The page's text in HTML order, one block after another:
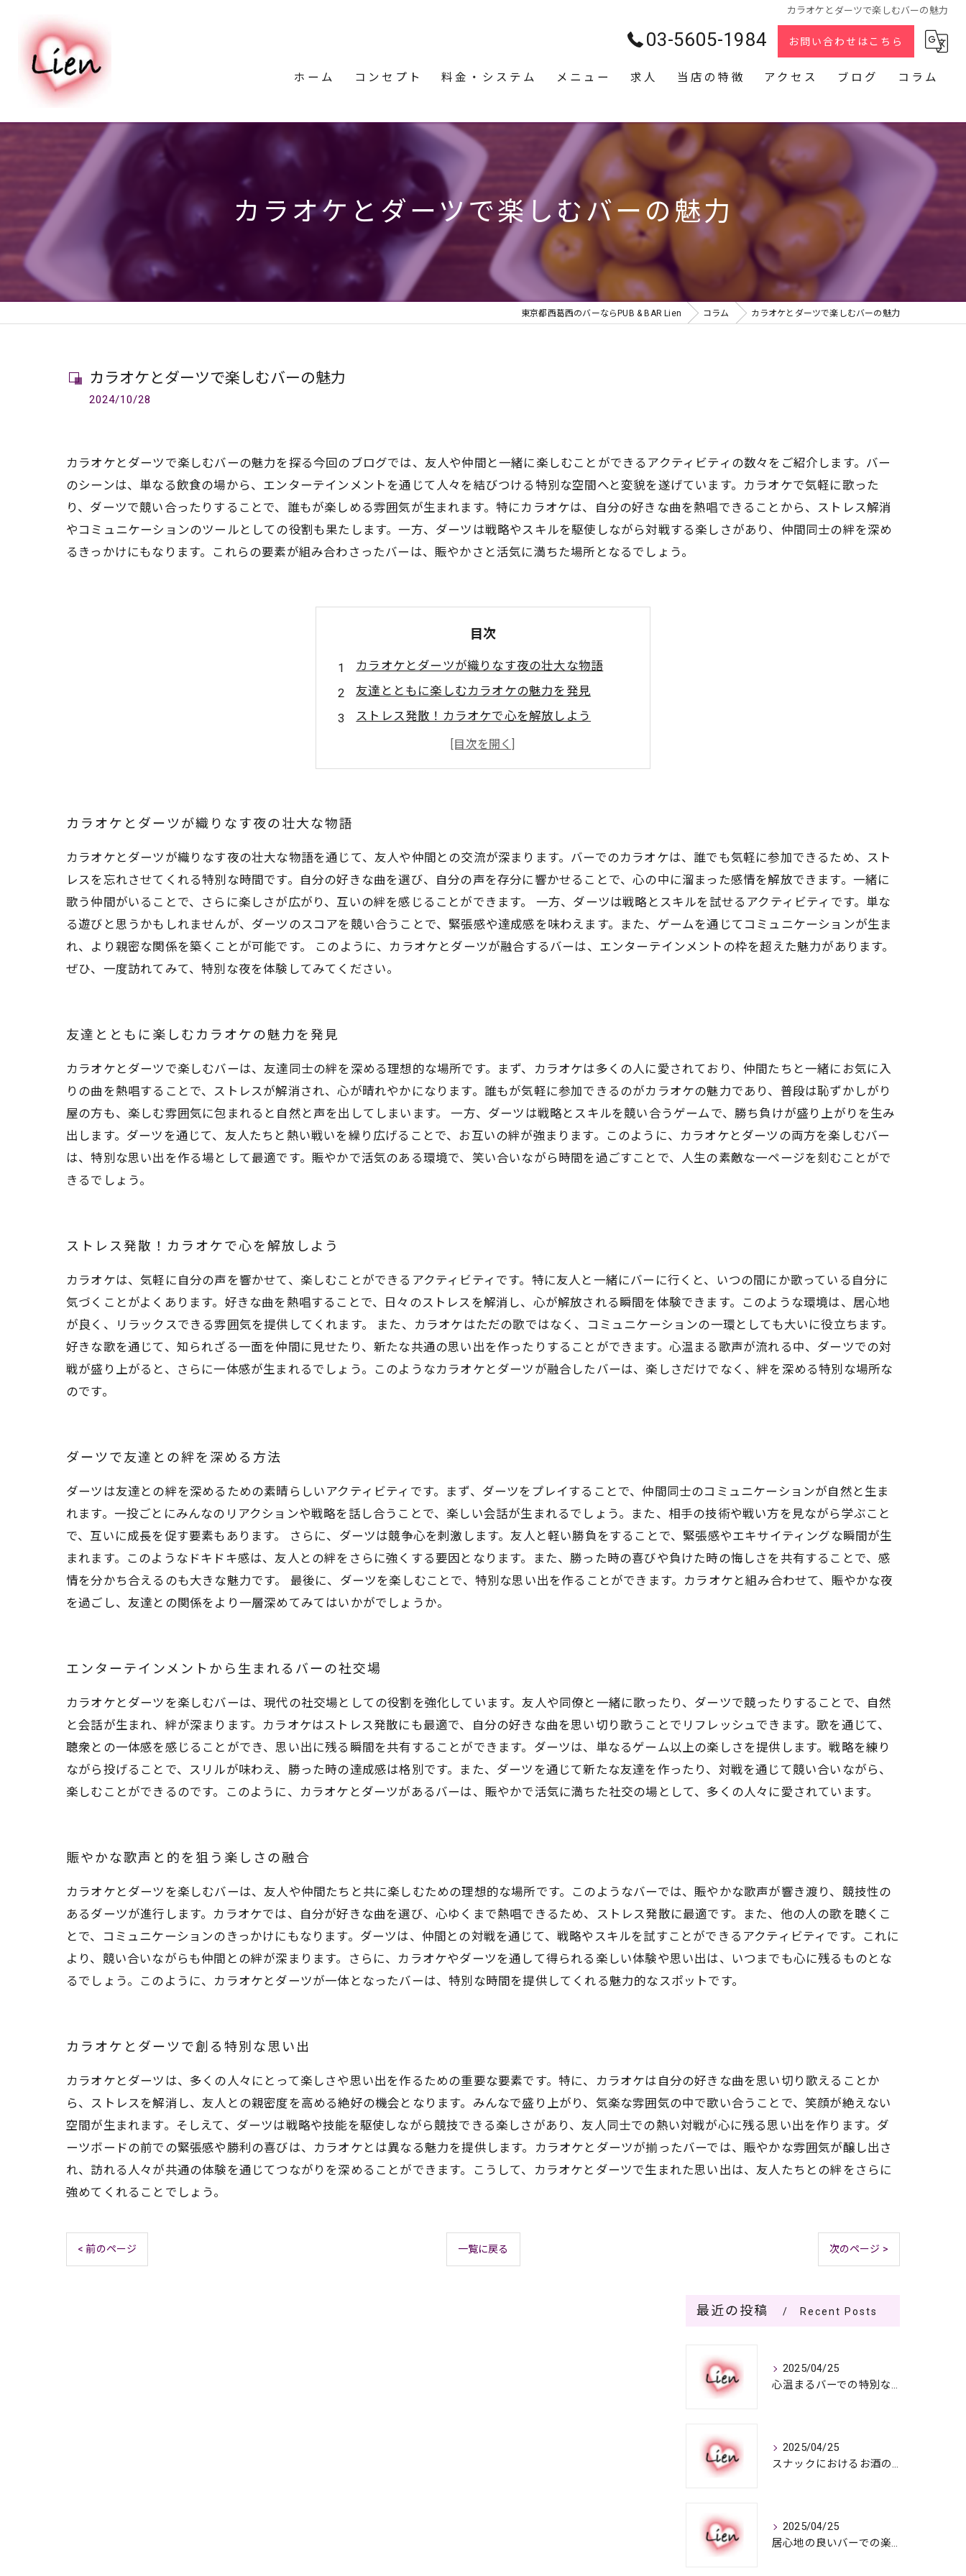
カラオケとダーツで楽しむバーの魅力
03-5605-1984 お問い合わせはこちら
ホーム コンセプト 料金・システム メニュー 求人 当店の特徴
スナック
2次会
貸切
カラオケ
アクセス ブログ コラム
カラオケとダーツで楽しむバーの魅力
東京都西葛西のバーならPUB & BAR Lien コラム カラオケとダーツで楽しむバーの魅力
カラオケとダーツで楽しむバーの魅力
2024/10/28
カラオケとダーツで楽しむバーの魅力を探る今回のブログでは、友人や仲間と一緒に楽しむことができるアクティビティの数々をご紹介します。バー
のシーンは、単なる飲食の場から、エンターテインメントを通じて人々を結びつける特別な空間へと変貌を遂げています。カラオケで気軽に歌った
り、ダーツで競い合ったりすることで、誰もが楽しめる雰囲気が生まれます。特にカラオケは、自分の好きな曲を熱唱できることから、ストレス解消
やコミュニケーションのツールとしての役割も果たします。一方、ダーツは戦略やスキルを駆使しながら対戦する楽しさがあり、仲間同士の絆を深め
るきっかけにもなります。これらの要素が組み合わさったバーは、賑やかさと活気に満ちた場所となるでしょう。
目次
カラオケとダーツが織りなす夜の壮大な物語
友達とともに楽しむカラオケの魅力を発見
ストレス発散！カラオケで心を解放しよう
ダーツで友達との絆を深める方法
エンターテインメントから生まれるバーの社交場
カラオケとダーツが織りなす夜の壮大な物語
カラオケとダーツが織りなす夜の壮大な物語を通じて、友人や仲間との交流が深まります。バーでのカラオケは、誰でも気軽に参加できるため、スト
レスを忘れさせてくれる特別な時間です。自分の好きな曲を選び、自分の声を存分に響かせることで、心の中に溜まった感情を解放できます。一緒に
歌う仲間がいることで、さらに楽しさが広がり、互いの絆を感じることができます。 一方、ダーツは戦略とスキルを試せるアクティビティです。単な
る遊びと思うかもしれませんが、ダーツのスコアを競い合うことで、緊張感や達成感を味わえます。また、ゲームを通じてコミュニケーションが生ま
れ、より親密な関係を築くことが可能です。 このように、カラオケとダーツが融合するバーは、エンターテインメントの枠を超えた魅力があります。
ぜひ、一度訪れてみて、特別な夜を体験してみてください。
友達とともに楽しむカラオケの魅力を発見
カラオケとダーツで楽しむバーは、友達同士の絆を深める理想的な場所です。まず、カラオケは多くの人に愛されており、仲間たちと一緒にお気に入
りの曲を熱唱することで、ストレスが解消され、心が晴れやかになります。誰もが気軽に参加できるのがカラオケの魅力であり、普段は恥ずかしがり
屋の方も、楽しむ雰囲気に包まれると自然と声を出してしまいます。 一方、ダーツは戦略とスキルを競い合うゲームで、勝ち負けが盛り上がりを生み
出します。ダーツを通じて、友人たちと熱い戦いを繰り広げることで、お互いの絆が強まります。このように、カラオケとダーツの両方を楽しむバー
は、特別な思い出を作る場として最適です。賑やかで活気のある環境で、笑い合いながら時間を過ごすことで、人生の素敵な一ページを刻むことがで
きるでしょう。
ストレス発散！カラオケで心を解放しよう
カラオケは、気軽に自分の声を響かせて、楽しむことができるアクティビティです。特に友人と一緒にバーに行くと、いつの間にか歌っている自分に
気づくことがよくあります。好きな曲を熱唱することで、日々のストレスを解消し、心が解放される瞬間を体験できます。このような環境は、居心地
が良く、リラックスできる雰囲気を提供してくれます。 また、カラオケはただの歌ではなく、コミュニケーションの一環としても大いに役立ちます。
好きな歌を通じて、知られざる一面を仲間に見せたり、新たな共通の思い出を作ったりすることができます。心温まる歌声が流れる中、ダーツでの対
戦が盛り上がると、さらに一体感が生まれるでしょう。このようなカラオケとダーツが融合したバーは、楽しさだけでなく、絆を深める特別な場所な
のです。
ダーツで友達との絆を深める方法
ダーツは友達との絆を深めるための素晴らしいアクティビティです。まず、ダーツをプレイすることで、仲間同士のコミュニケーションが自然と生ま
れます。一投ごとにみんなのリアクションや戦略を話し合うことで、楽しい会話が生まれるでしょう。また、相手の技術や戦い方を見ながら学ぶこと
で、互いに成長を促す要素もあります。 さらに、ダーツは競争心を刺激します。友人と軽い勝負をすることで、緊張感やエキサイティングな瞬間が生
まれます。このようなドキドキ感は、友人との絆をさらに強くする要因となります。また、勝った時の喜びや負けた時の悔しさを共有することで、感
情を分かち合えるのも大きな魅力です。 最後に、ダーツを楽しむことで、特別な思い出を作ることができます。カラオケと組み合わせて、賑やかな夜
を過ごし、友達との関係をより一層深めてみてはいかがでしょうか。
エンターテインメントから生まれるバーの社交場
カラオケとダーツを楽しむバーは、現代の社交場としての役割を強化しています。友人や同僚と一緒に歌ったり、ダーツで競ったりすることで、自然
と会話が生まれ、絆が深まります。カラオケはストレス発散にも最適で、自分の好きな曲を思い切り歌うことでリフレッシュできます。歌を通じて、
聴衆との一体感を感じることができ、思い出に残る瞬間を共有することができます。ダーツは、単なるゲーム以上の楽しさを提供します。戦略を練り
ながら投げることで、スリルが味わえ、勝った時の達成感は格別です。また、ダーツを通じて新たな友達を作ったり、対戦を通じて競い合いながら、
楽しむことができるのです。このように、カラオケとダーツがあるバーは、賑やかで活気に満ちた社交の場として、多くの人々に愛されています。
賑やかな歌声と的を狙う楽しさの融合
カラオケとダーツを楽しむバーは、友人や仲間たちと共に楽しむための理想的な場所です。このようなバーでは、賑やかな歌声が響き渡り、競技性の
あるダーツが進行します。カラオケでは、自分が好きな曲を選び、心ゆくまで熱唱できるため、ストレス発散に最適です。また、他の人の歌を聴くこ
とで、コミュニケーションのきっかけにもなります。ダーツは、仲間との対戦を通じて、戦略やスキルを試すことができるアクティビティです。これに
より、競い合いながらも仲間との絆が深まります。さらに、カラオケやダーツを通して得られる楽しい体験や思い出は、いつまでも心に残るものとな
るでしょう。このように、カラオケとダーツが一体となったバーは、特別な時間を提供してくれる魅力的なスポットです。
カラオケとダーツで創る特別な思い出
カラオケとダーツは、多くの人々にとって楽しさや思い出を作るための重要な要素です。特に、カラオケは自分の好きな曲を思い切り歌えることか
ら、ストレスを解消し、友人との親密度を高める絶好の機会となります。みんなで盛り上がり、気楽な雰囲気の中で歌い合うことで、笑顔が絶えない
空間が生まれます。そしえて、ダーツは戦略や技能を駆使しながら競技できる楽しさがあり、友人同士での熱い対戦が心に残る思い出を作ります。ダ
ーツボードの前での緊張感や勝利の喜びは、カラオケとは異なる魅力を提供します。カラオケとダーツが揃ったバーでは、賑やかな雰囲気が醸し出さ
れ、訪れる人々が共通の体験を通じてつながりを深めることができます。こうして、カラオケとダーツで生まれた思い出は、友人たちとの絆をさらに
強めてくれることでしょう。
< 前のページ 一覧に戻る 次のページ >
最近の投稿 Recent Posts
2025/04/25
心温まるバーでの特別なひととき
2025/04/25
スナックにおけるお酒の多彩さと楽しみ方
2025/04/25
居心地の良いバーでの楽しみ方